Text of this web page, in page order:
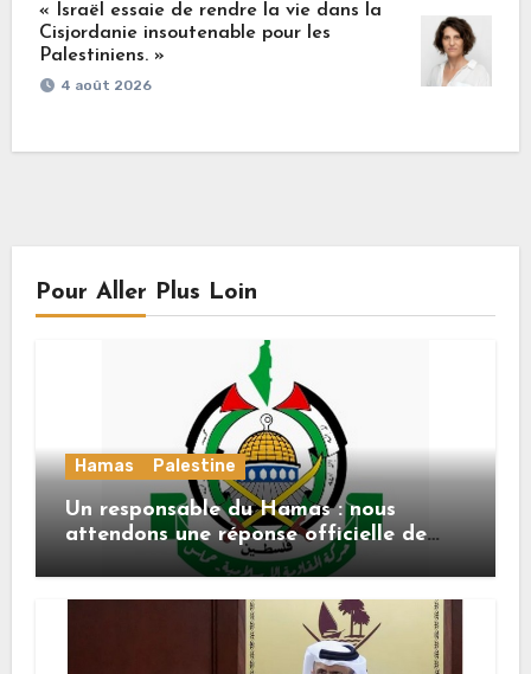
« Israël essaie de rendre la vie dans la
Cisjordanie insoutenable pour les
Palestiniens. »
4 août 2026
Pour Aller Plus Loin
Hamas Palestine
Un responsable du Hamas : nous
attendons une réponse officielle de
Mladenov concernant la feuille de